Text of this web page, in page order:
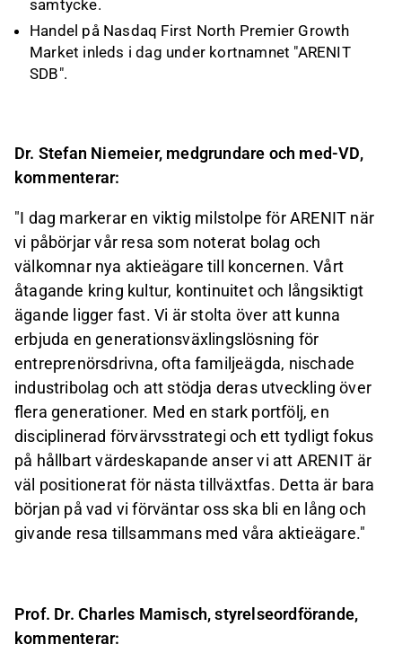
samtycke.
Handel på Nasdaq First North Premier Growth
Market inleds i dag under kortnamnet "ARENIT
SDB".
Dr. Stefan Niemeier, medgrundare och med-VD,
kommenterar:
"I dag markerar en viktig milstolpe för ARENIT när
vi påbörjar vår resa som noterat bolag och
välkomnar nya aktieägare till koncernen. Vårt
åtagande kring kultur, kontinuitet och långsiktigt
ägande ligger fast. Vi är stolta över att kunna
erbjuda en generationsväxlingslösning för
entreprenörsdrivna, ofta familjeägda, nischade
industribolag och att stödja deras utveckling över
flera generationer. Med en stark portfölj, en
disciplinerad förvärvsstrategi och ett tydligt fokus
på hållbart värdeskapande anser vi att ARENIT är
väl positionerat för nästa tillväxtfas. Detta är bara
början på vad vi förväntar oss ska bli en lång och
givande resa tillsammans med våra aktieägare."
Prof. Dr. Charles Mamisch, styrelseordförande,
kommenterar: